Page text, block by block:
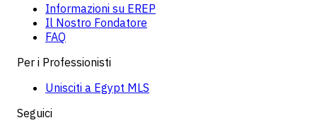
Informazioni su EREP
Il Nostro Fondatore
FAQ
Per i Professionisti
Unisciti a Egypt MLS
Seguici